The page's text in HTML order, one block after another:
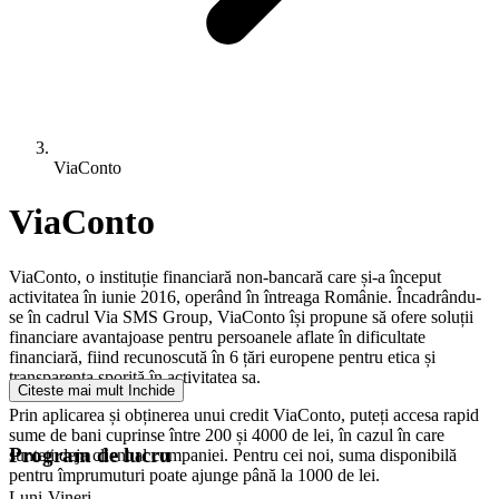
ViaConto
ViaConto
ViaConto, o instituție financiară non-bancară care și-a început
activitatea în iunie 2016, operând în întreaga Românie. Încadrându-
se în cadrul Via SMS Group, ViaConto își propune să ofere soluții
financiare avantajoase pentru persoanele aflate în dificultate
financiară, fiind recunoscută în 6 țări europene pentru etica și
transparența sporită în activitatea sa.
Prin aplicarea și obținerea unui credit ViaConto, puteți accesa rapid
sume de bani cuprinse între 200 și 4000 de lei, în cazul în care
sunteți deja client al companiei. Pentru cei noi, suma disponibilă
pentru împrumuturi poate ajunge până la 1000 de lei.
Citeste mai mult Inchide
Program de lucru